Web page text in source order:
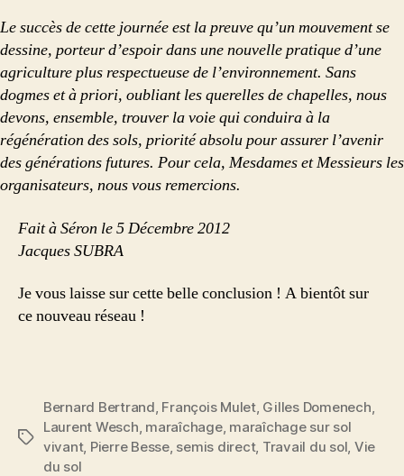
Le succès de cette journée est la preuve qu’un mouvement se
dessine, porteur d’espoir dans une nouvelle pratique d’une
agriculture plus respectueuse de l’environnement. Sans
dogmes et à priori, oubliant les querelles de chapelles, nous
devons, ensemble, trouver la voie qui conduira à la
régénération des sols, priorité absolu pour assurer l’avenir
des générations futures. Pour cela, Mesdames et Messieurs les
organisateurs, nous vous remercions.
Fait à Séron le 5 Décembre 2012
Jacques SUBRA
Je vous laisse sur cette belle conclusion ! A bientôt sur
ce nouveau réseau !
Étiquettes
Bernard Bertrand François Mulet, Gilles Domenech
Laurent Wesch maraîchage, maraîchage sur sol
vivant, Pierre Besse, semis direct, Travail du sol Vie
du sol